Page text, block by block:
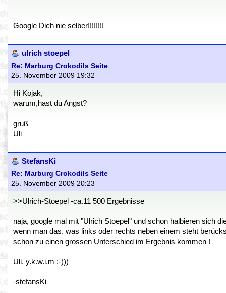
Google Dich nie selber!!!!!!!!
ulrich stoepel
Re: Marburg Crokodils Seite
25. November 2009 19:32
Hi Kojak,
warum,hast du Angst?
gruß
Uli
StefansKi
Re: Marburg Crokodils Seite
25. November 2009 20:23
>>Ulrich-Stoepel -ca.11 500 Ergebnisse
naja, google mal mit "Ulrich Stoepel" und schon halbieren sich
wenn man das, was links oder rechts neben einem steht
schon zu einen grossen Unterschied im Ergebnis kommen !
Uli, y.k.w.i.m :-)))
-stefansKi